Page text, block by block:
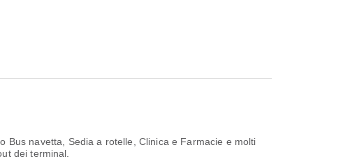
navetta, Sedia a rotelle, Clinica e Farmacie e molti
dei terminal.